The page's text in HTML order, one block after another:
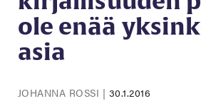
ole enää
asia
JOHANNA ROSSI | 30.1.2016